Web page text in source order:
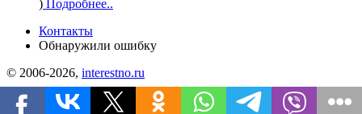
) Подробнее..
Контакты
Обнаружили ошибку
© 2006-2026, interestno.ru